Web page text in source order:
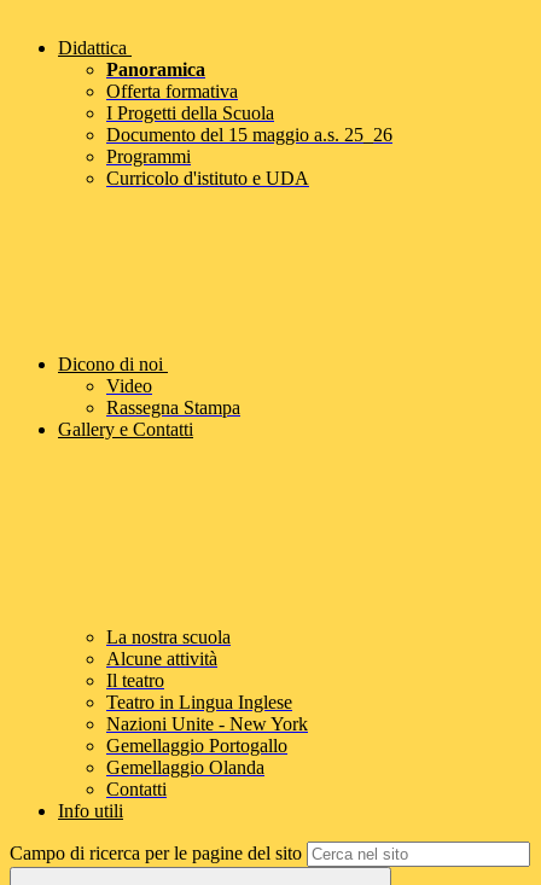
Didattica
Panoramica
Offerta formativa
I Progetti della Scuola
Documento del 15 maggio a.s. 25_26
Programmi
Curricolo d'istituto e UDA
Dicono di noi
Video
Rassegna Stampa
Gallery e Contatti
La nostra scuola
Alcune attività
Il teatro
Teatro in Lingua Inglese
Nazioni Unite - New York
Gemellaggio Portogallo
Gemellaggio Olanda
Contatti
Info utili
Campo di ricerca per le pagine del sito